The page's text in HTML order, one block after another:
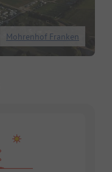
Mohrenhof Franken